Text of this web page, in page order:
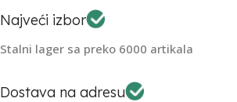
Najveći izbor
Stalni lager sa preko 6000 artikala
Dostava na adresu